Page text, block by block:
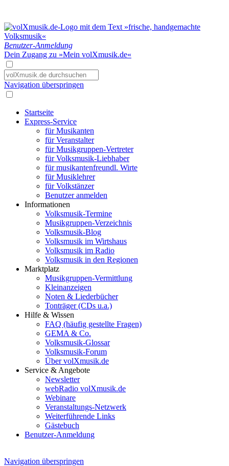
Benutzer-Anmeldung
Dein Zugang zu »Mein volXmusik.de«
Navigation überspringen
Startseite
Express-Service
für Musikanten
für Veranstalter
für Musikgruppen-Vertreter
für Volksmusik-Liebhaber
für musikantenfreundl. Wirte
für Musiklehrer
für Volkstänzer
Benutzer anmelden
Informationen
Volksmusik-Termine
Musikgruppen-Verzeichnis
Volksmusik-Blog
Volksmusik im Wirtshaus
Volksmusik im Radio
Volksmusik in den Regionen
Marktplatz
Musikgruppen-Vermittlung
Kleinanzeigen
Noten & Liederbücher
Tonträger (CDs u.a.)
Hilfe & Wissen
FAQ (häufig gestellte Fragen)
GEMA & Co.
Volksmusik-Glossar
Volksmusik-Forum
Über volXmusik.de
Service & Angebote
Newsletter
webRadio volXmusik.de
Webinare
Veranstaltungs-Netzwerk
Weiterführende Links
Gästebuch
Benutzer-Anmeldung
Navigation überspringen